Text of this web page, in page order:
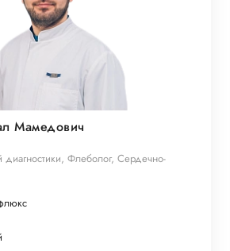
Мамедович
диагностики, Флеболог, Сердечно-